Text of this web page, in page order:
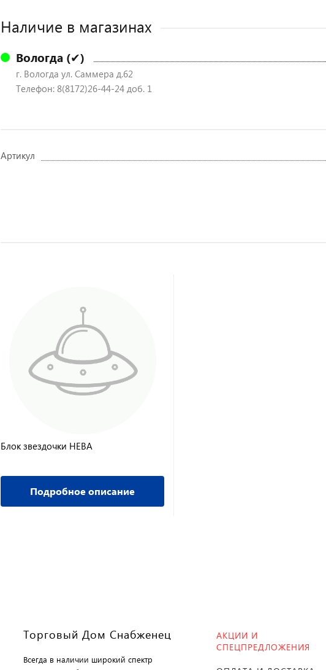
Наличие в магазинах
Вологда (✔)
г. Вологда ул. Саммера д.62
Телефон: 8(8172)26-44-24 доб. 1
Артикул
Блок звездочки НЕВА
Подробное описание
Торговый Дом Снабженец
Всегда в наличии широкий спектр
АКЦИИ И
СПЕЦПРЕДЛОЖЕНИЯ